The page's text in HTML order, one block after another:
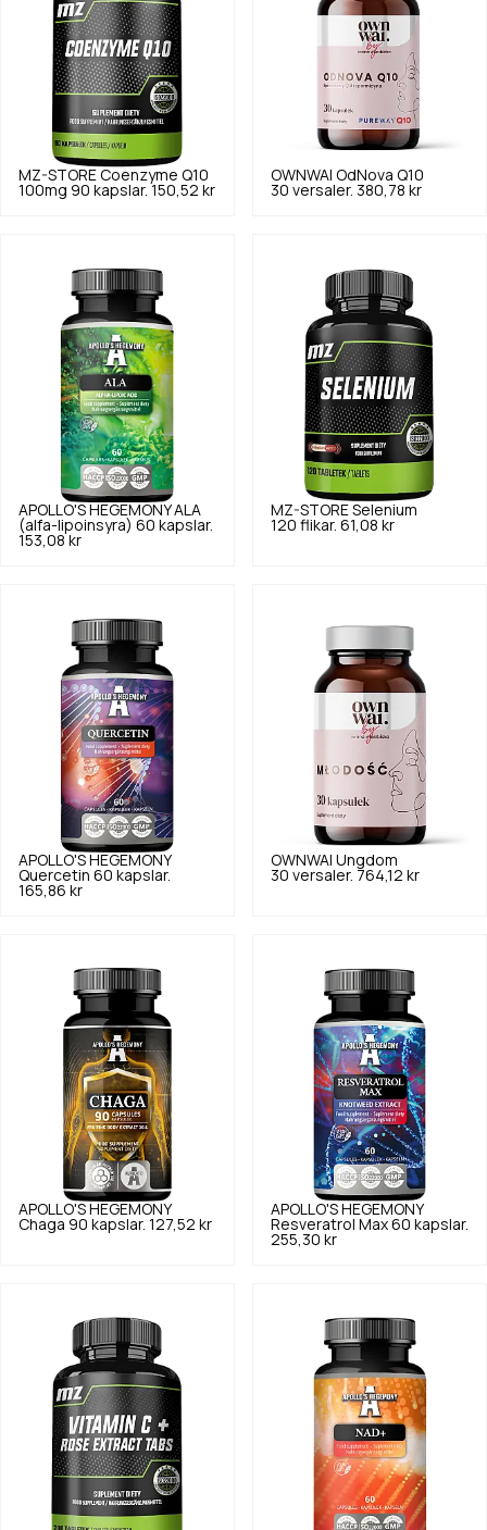
MZ-STORE Coenzyme Q10
100mg 90 kapslar. 150,52 kr
OWNWAI OdNova Q10
30 versaler. 380,78 kr
APOLLO'S HEGEMONY ALA
(alfa-lipoinsyra) 60 kapslar.
153,08 kr
MZ-STORE Selenium
120 flikar. 61,08 kr
APOLLO'S HEGEMONY
Quercetin 60 kapslar.
165,86 kr
OWNWAI Ungdom
30 versaler. 764,12 kr
APOLLO'S HEGEMONY
Chaga 90 kapslar. 127,52 kr
APOLLO'S HEGEMONY
Resveratrol Max 60 kapslar.
255,30 kr